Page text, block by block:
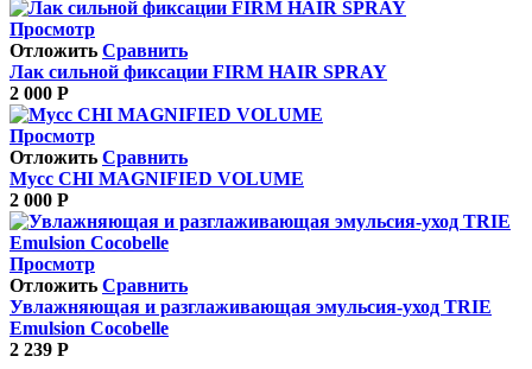
Просмотр
Отложить Сравнить
Лак сильной фиксации FIRM HAIR SPRAY
2 000 Р
Просмотр
Отложить Сравнить
Мусс CHI MAGNIFIED VOLUME
2 000 Р
Просмотр
Отложить Сравнить
Увлажняющая и разглаживающая эмульсия-уход TRIE
Emulsion Cocobelle
2 239 Р